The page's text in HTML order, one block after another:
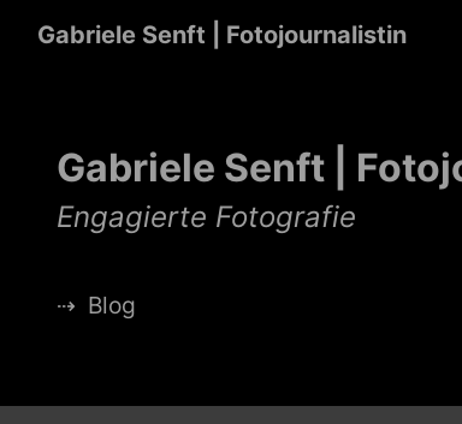
Gabriele Senft | Fotojournalistin
Gabriele Senft |
Engagierte Fotografie
⇢ Blog